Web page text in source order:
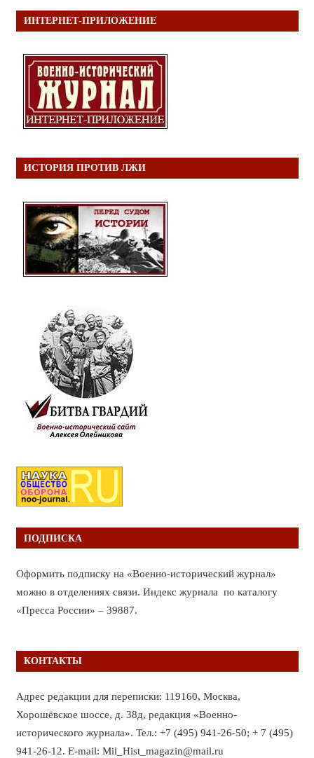
ИНТЕРНЕТ-ПРИЛОЖЕНИЕ
ИСТОРИЯ ПРОТИВ ЛЖИ
ПОДПИСКА
Оформить подписку на «Военно-исторический журнал»
можно в отделениях связи. Индекс журнала по каталогу
«Пресса России» – 39887.
КОНТАКТЫ
Адрес редакции для переписки: 119160, Москва,
Хорошёвское шоссе, д. 38д, редакция «Военно-
исторического журнала». Тел.: +7 (495) 941-26-50; + 7 (495)
941-26-12. E-mail: Mil_Hist_magazin@mail.ru